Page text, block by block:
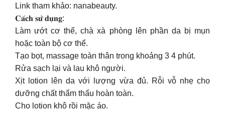
Link tham khảo: nanabeauty.
𝐂𝐚́𝐜𝐡 𝐬𝐮̛̉ 𝐝𝐮̣𝐧𝐠:
Làm ướt cơ thể, chà xà phòng lên phần da bị mụn
hoặc toàn bộ cơ thể.
Tạo bọt, massage toàn thân trong khoảng 3 4 phút.
Rửa sạch lại và lau khô người.
Xịt lotion lên da với lượng vừa đủ. Rỗi vỗ nhẹ cho
dưỡng chất thẩm thấu hoàn toàn.
Cho lotion khô rồi mặc áo.